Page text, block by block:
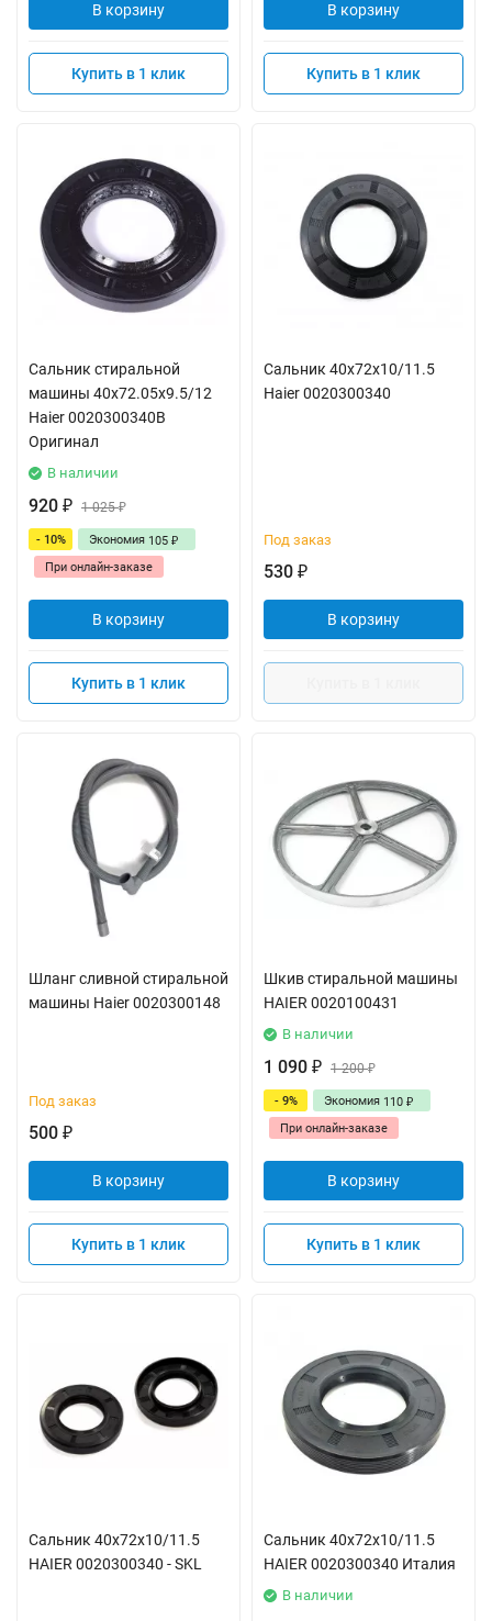
В корзину
Купить в 1 клик
В корзину
Купить в 1 клик
Сальник стиральной
машины 40x72.05x9.5/12
Haier 0020300340B
Оригинал
В наличии
920 ₽ 1 025₽
- 10% Экономия 105 ₽
При онлайн-заказе
В корзину
Купить в 1 клик
Сальник 40x72x10/11.5
Haier 0020300340
Под заказ
530 ₽
В корзину
Шланг сливной стиральной
машины Haier 0020300148
Под заказ
500 ₽
В корзину
Купить в 1 клик
Шкив стиральной машины
HAIER 0020100431
В наличии
1 090 ₽ 1 200₽
- 9% Экономия 110 ₽
При онлайн-заказе
В корзину
Купить в 1 клик
Сальник 40x72x10/11.5
HAIER 0020300340 - SKL
Сальник 40x72x10/11.5
HAIER 0020300340 Италия
В наличии